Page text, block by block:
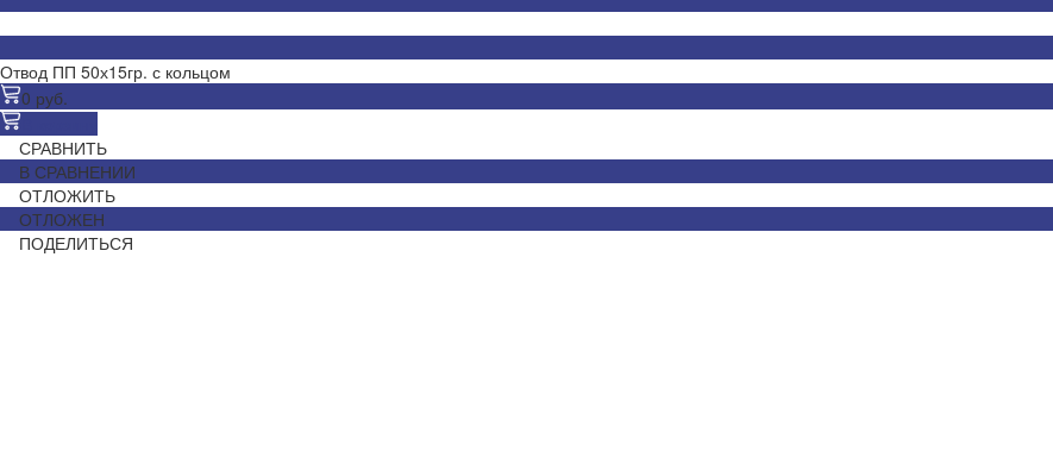
Отвод ПП 50х15гр. с кольцом
0 руб.
СРАВНИТЬ
В СРАВНЕНИИ
ОТЛОЖИТЬ
ОТЛОЖЕН
ПОДЕЛИТЬСЯ